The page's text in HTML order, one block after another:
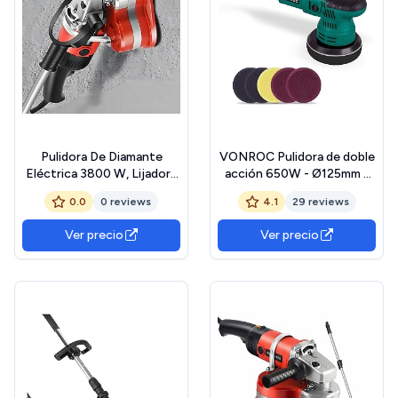
Pulidora De Diamante
Eléctrica 3800 W, Lijadora
Portátil De Tres Cabezales
para Suelos, Pulidora De
Cemento, Estructura De
Tres Ejes, Resistente A
Altas Temperaturas
0.0 0 reviews
Ver precio
VONROC Pulidora de doble
acción 650W - Ø125mm -
Arranque suave - Potencia
constante - Incluye 7
almohadillas de pulido
4.1 29 reviews
Ver precio